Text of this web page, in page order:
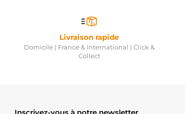
Livraison rapide
Domicile | France & International | Click &
Collect